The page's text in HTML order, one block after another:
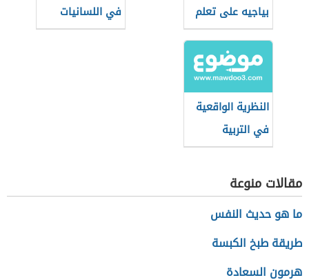
بياجيه على تعلم
الحساب
في اللسانيات
التطبيقية
النظرية الواقعية
في التربية
مقالات منوعة
ما هو حديث النفس
طريقة طبخ الكبسة
هرمون السعادة